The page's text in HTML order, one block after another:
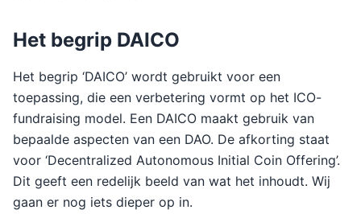
Het begrip DAICO
Het begrip ‘DAICO’ wordt gebruikt voor een
toepassing, die een verbetering vormt op het ICO-
fundraising model. Een DAICO maakt gebruik van
bepaalde aspecten van een DAO. De afkorting staat
voor ‘Decentralized Autonomous Initial Coin Offering’.
Dit geeft een redelijk beeld van wat het inhoudt. Wij
gaan er nog iets dieper op in.